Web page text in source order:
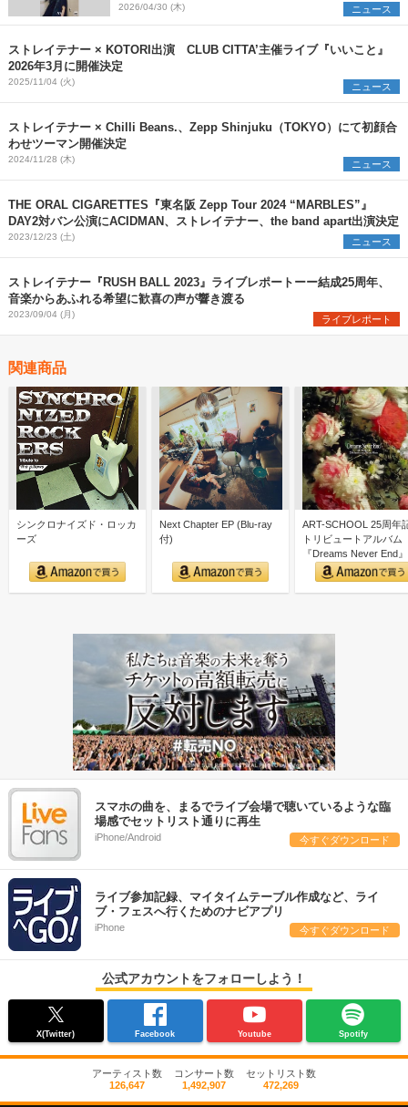
（東京編）を発表
2026/04/30 (木) ニュース
ストレイテナー × KOTORI出演 CLUB CITTA’主催ライブ『いいこと』
2026年3月に開催決定
2025/11/04 (火) ニュース
ストレイテナー × Chilli Beans.、Zepp Shinjuku（TOKYO）にて初顔合
わせツーマン開催決定
2024/11/28 (木) ニュース
THE ORAL CIGARETTES『東名阪 Zepp Tour 2024 “MARBLES”』
DAY2対バン公演にACIDMAN、ストレイテナー、the band apart出演決定
2023/12/23 (土) ニュース
ストレイテナー『RUSH BALL 2023』ライブレポートーー結成25周年、
音楽からあふれる希望に歓喜の声が響き渡る
2023/09/04 (月) ライブレポート
関連商品
シンクロナイズド・ロッカ
ーズ
Next Chapter EP (Blu-ray
付)
ART-SCHOOL 25周年
トリビュートアルバム
『Dreams Never End』
スマホの曲を、まるでライブ会場で聴いているような臨
場感でセットリスト通りに再生
iPhone/Android 今すぐダウンロード
ライブ参加記録、マイタイムテーブル作成など、ライ
ブ・フェスへ行くためのナビアプリ
iPhone 今すぐダウンロード
公式アカウントをフォローしよう！
X(Twitter) Facebook Youtube Spotify
アーティスト数
126,647
コンサート数
1,492,907
セットリスト数
472,269